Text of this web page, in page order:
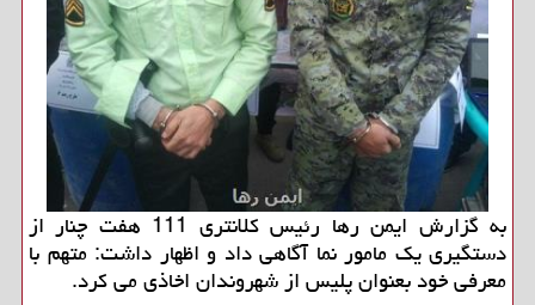
به گزارش ایمن رها رئیس كلانتری 111 هفت چنار از
دستگیری یك مامور نما آگاهی داد و اظهار داشت: متهم با
معرفی خود بعنوان پلیس از شهروندان اخاذی می كرد.